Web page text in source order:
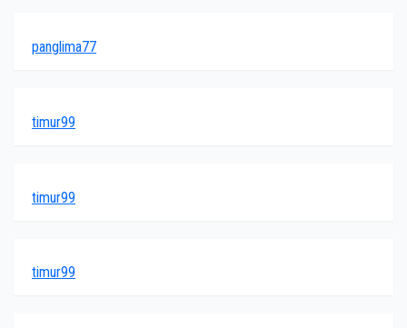
panglima77
timur99
timur99
timur99